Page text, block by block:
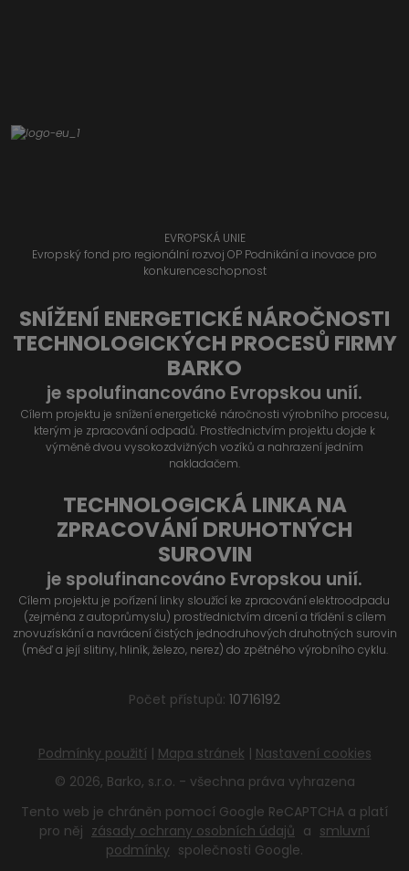
EVROPSKÁ UNIE
Evropský fond pro regionální rozvoj OP Podnikání a inovace pro
konkurenceschopnost
SNÍŽENÍ ENERGETICKÉ NÁROČNOSTI
TECHNOLOGICKÝCH PROCESŮ FIRMY
BARKO
je spolufinancováno Evropskou unií.
Cílem projektu je snížení energetické náročnosti výrobního procesu,
kterým je zpracování odpadů. Prostřednictvím projektu dojde k
výměně dvou vysokozdvižných vozíků a nahrazení jedním
nakladačem.
TECHNOLOGICKÁ LINKA NA
ZPRACOVÁNÍ DRUHOTNÝCH
SUROVIN
je spolufinancováno Evropskou unií.
Cílem projektu je pořízení linky sloužící ke zpracování elektroodpadu
(zejména z autoprůmyslu) prostřednictvím drcení a třídění s cílem
znovuzískání a navrácení čistých jednodruhových druhotných surovin
(měď a její slitiny, hliník, železo, nerez) do zpětného výrobního cyklu.
Počet přístupů: 10716192
© 2026, Barko, s.r.o. - všechna práva vyhrazena
Podmínky použití | Mapa stránek | Nastavení cookies
Tento web je chráněn pomocí Google ReCAPTCHA a platí
pro něj zásady ochrany osobních údajů a smluvní
podmínky společnosti Google.